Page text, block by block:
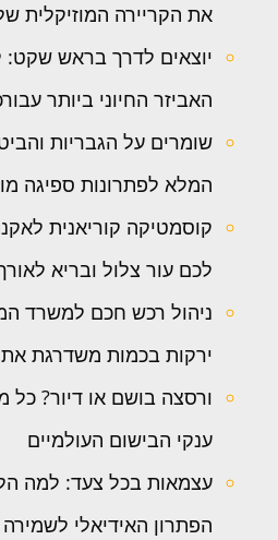
את הקריירה המוזיקלית
יוצאים לדרך בראש שקט:
האביזר החיוני ביותר
שומרים על הגבריות
המלא לפתרונות ספיגה
קוסמטיקה קוריאנית
לכם עור צלול ובריא
ניהול רכש חכם למשרד
ירקות בכמות משדרגת
ורסצה בושם או דיור?
ענקי הבישום העולמיים
עצמאות בכל צעד: למה
הפתרון האידיאלי לשמירה